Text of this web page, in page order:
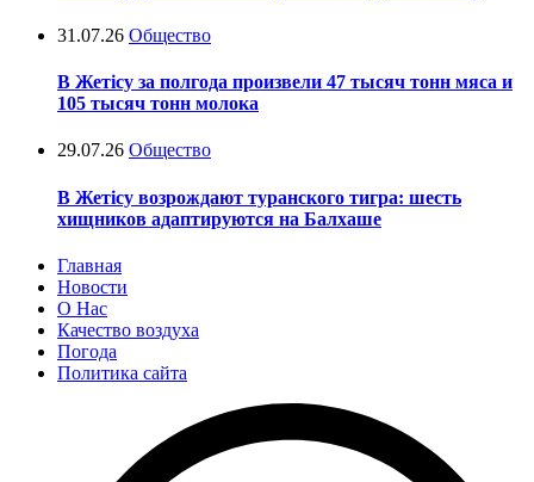
31.07.26 Общество
В Жетісу за полгода произвели 47 тысяч тонн мяса и
105 тысяч тонн молока
29.07.26 Общество
В Жетісу возрождают туранского тигра: шесть
хищников адаптируются на Балхаше
Главная
Новости
О Нас
Качество воздуха
Погода
Политика сайта